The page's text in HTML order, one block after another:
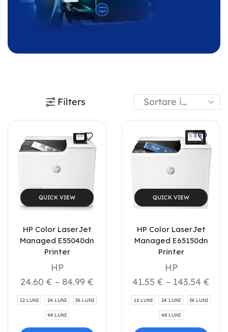
Filters
QUICK VIEW
HP Color LaserJet
Managed E55040dn
Printer
HP
24.60 € – 84.99 €
12 LUNI 24 LUNI 36 LUNI
48 LUNI
QUICK VIEW
HP Color LaserJet
Managed E65150dn
Printer
HP
41.55 € – 143.54 €
12 LUNI 24 LUNI 36 LUNI
48 LUNI